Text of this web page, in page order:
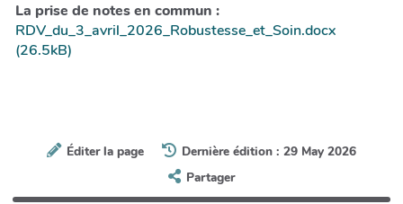
La prise de notes en commun :
RDV_du_3_avril_2026_Robustesse_et_Soin.docx
(26.5kB)
Éditer la page
Dernière édition : 29 May 2026
Partager